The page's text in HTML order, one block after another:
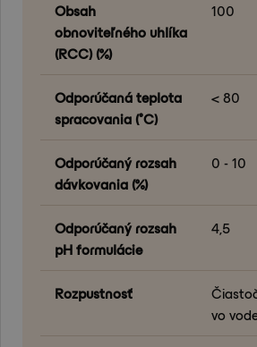
Obsah
obnoviteľného uhlíka
(RCC) (%)
100
Odporúčaná teplota
spracovania (°C)
< 80
Odporúčaný rozsah
dávkovania (%)
0 - 10
Odporúčaný rozsah
pH formulácie
4,5
Rozpustnosť
vo